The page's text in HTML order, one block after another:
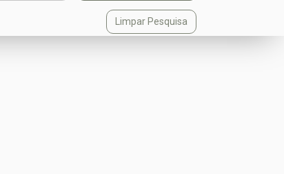
Limpar Pesquisa